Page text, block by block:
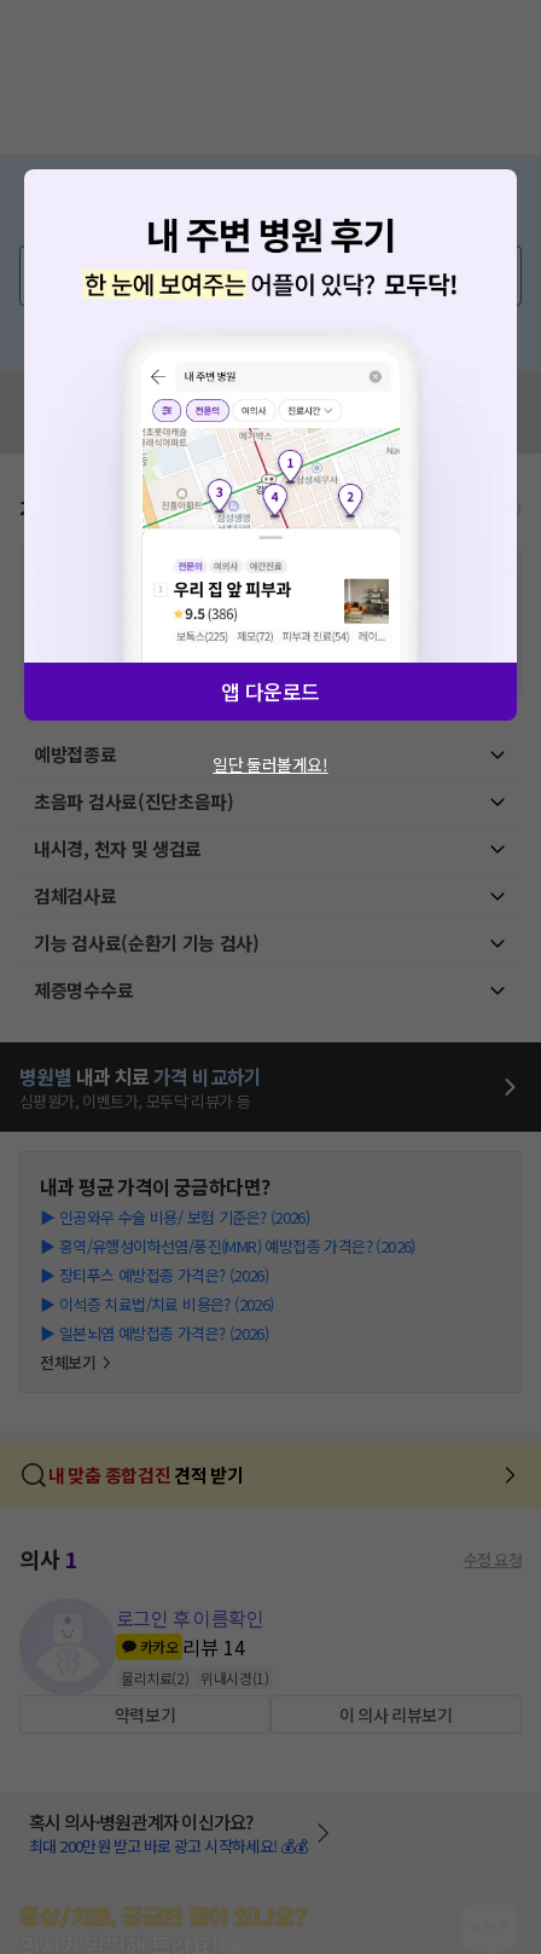
의사가 직접 답해드려요!
💬 무엇이든 물어보세요
혹시 잘못된 병원정보가 있나요?
모두닥 팀에 알려주세요!
가격표 비급여/급여 진료란?
추가비용 등으로 실제 가격과 상이할 수 있으니, 정확
한 가격은 해당 의료기관에 직접 문의해주세요.
건강보험심사평가원
에 고지되어 있는 급여 진료 기준 가
격입니다. (진료와 연관된 복합적인 비용이 추가되어, 병원마다 금액이 다르게
예방접종료
초음파 검사료(진단초음파)
내시경, 천자 및 생검료
검체검사료
기능 검사료(순환기 기능 검사)
제증명수수료
병원별 내과 치료가격 비교하기
심평원가, 이벤트가, 모두닥 리뷰가 등
내과평균 가격이 궁금하다면?
▶ 인공와우 수술 비용/ 보험 기준은? (2026)
▶ 홍역/유행성이하선염/풍진(MMR) 예방접종 가격은? (2026)
▶ 장티푸스 예방접종 가격은? (2026)
▶ 이석증 치료법/치료 비용은? (2026)
▶ 일본뇌염 예방접종 가격은? (2026)
전체보기
내 맞춤 종합검진 견적 받기
의사1 수정 요청
로그인 후 이름확인
카카오 리뷰 14
물리치료(2) 위내시경(1 )
약력보기 이 의사 리뷰보기
혹시 의사·병원관계자 이신가요?
최대 200만원 받고 바로 광고 시작하세요! 💰💰
증상/치료, 궁금한 점이 있나요?
앱 다운로드
일단 둘러볼게요!